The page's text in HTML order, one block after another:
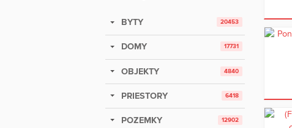
BYTY 20453
DOMY 17731
OBJEKTY 4840
PRIESTORY 6418
POZEMKY 12902